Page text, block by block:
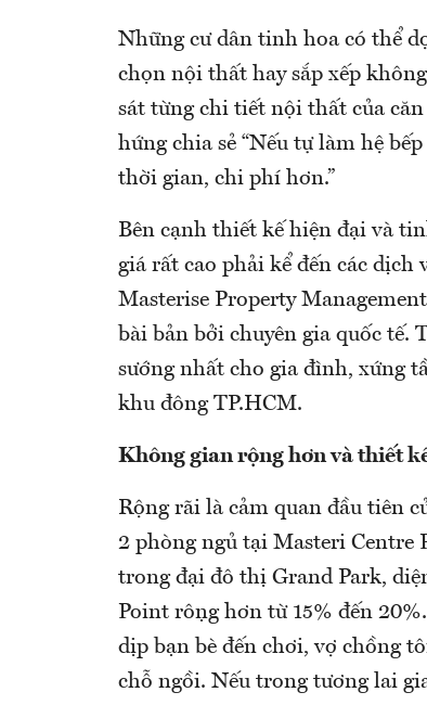
Những cư dân tinh hoa có thể
chọn nội thất hay sắp xếp
sát từng chi tiết nội thất của
hứng chia sẻ “Nếu tự làm hệ
thời gian, chi phí hơn.”
Bên cạnh thiết kế hiện đại và
giá rất cao phải kể đến các dịch
Masterise Property
bài bản bởi chuyên gia quốc tế.
sướng nhất cho gia đình, xứng
khu đông TP.HCM.
Không gian rộng hơn và thiết
Rộng rãi là cảm quan đầu tiên
2 phòng ngủ tại Masteri Centre
trong đại đô thị Grand Park,
Point rộng hơn từ 15% đến
dịp bạn bè đến chơi, vợ chồng
chỗ ngồi. Nếu trong tương lai